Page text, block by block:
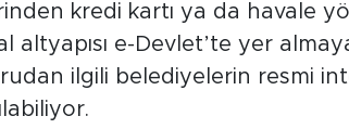
kredi kartı ya da havale
altyapısı e-Devlet’te yer
ilgili belediyelerin resmi